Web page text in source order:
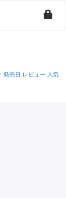
発売日 レビュー 人気